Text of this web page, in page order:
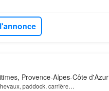
Provence-Alpes-Côte d'Azur
paddock, carrière…